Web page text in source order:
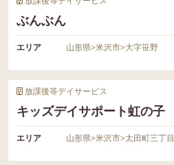
ぶんぶん
エリア 山形県>米沢市>大字笹野
放課後等デイサービス
キッズデイサポート虹の子
エリア 山形県>米沢市>太田町三丁目